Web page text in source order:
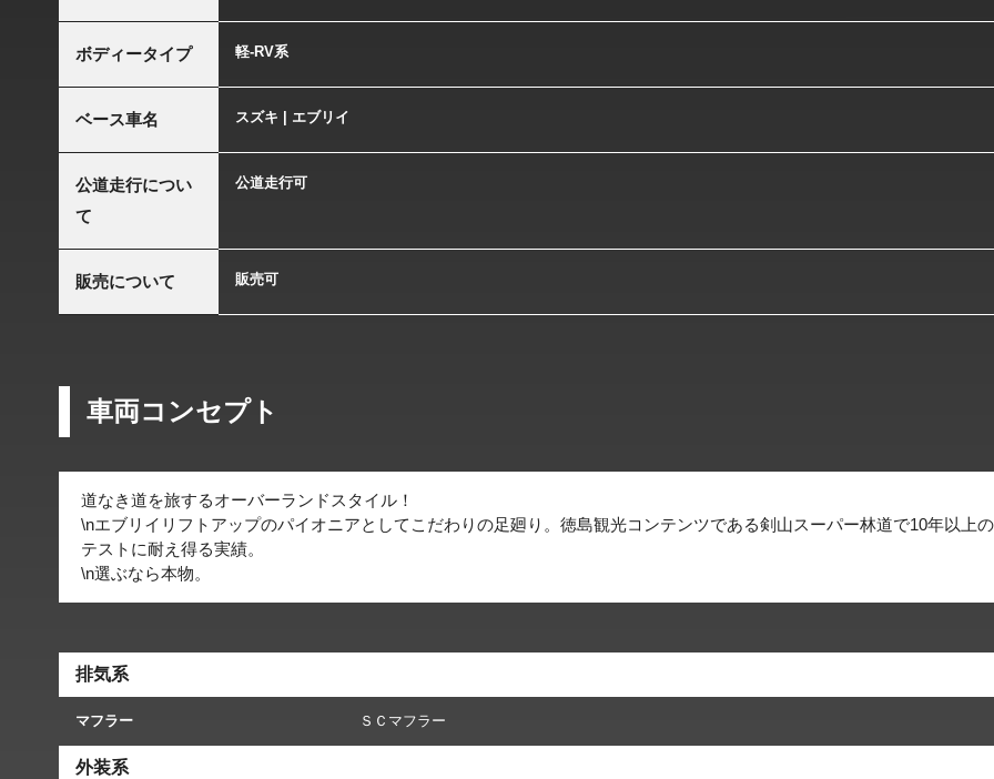
ボディータイプ 軽-RV系
ベース車名 スズキ | エブリイ
公道走行につい
て
公道走行可
販売について 販売可
車両コンセプト
道なき道を旅するオーバーランドスタイル！
\nエブリイリフトアップのパイオニアとしてこだわりの足廻り。徳島観光コンテンツである剣山スーパー林道で10年以上
テストに耐え得る実績。
\n選ぶなら本物。
排気系
マフラー ＳＣマフラー
外装系